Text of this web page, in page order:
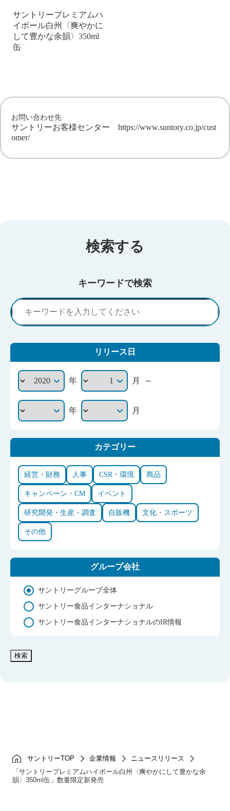
サントリーTOP 企業情報
ニュースリリース
「サントリープレミアムハイボール白州〈爽やかにして豊かな余
韻〉350ml缶」数量限定新発売
サントリープレミアムハ
イボール白州〈爽やかに
して豊かな余韻〉350ml
缶
お問い合わせ先
サントリーお客様センター https://www.suntory.co.jp/cust
omer/
検索する
キーワードで検索
リリース日
年 月 ～
年 月
カテゴリー
経営・財務 人事 CSR・環境 商品
キャンペーン・CM イベント
研究開発・生産・調査 自販機 文化・スポーツ
その他
グループ会社
サントリーグループ全体
サントリー食品インターナショナル
サントリー食品インターナショナルのIR情報
検索